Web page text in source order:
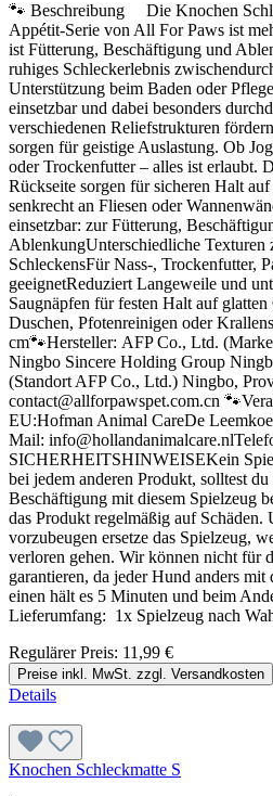
🐾 Beschreibung Die Knochen
Appétit-Serie von All For Paws ist
ist Fütterung, Beschäftigung und
ruhiges Schleckerlebnis
Unterstützung beim Baden oder
einsetzbar und dabei besonders
verschiedenen Reliefstrukturen
sorgen für geistige Auslastung. Ob
oder Trockenfutter – alles ist erlaubt.
Rückseite sorgen für sicheren Halt
senkrecht an Fliesen oder
einsetzbar: zur Fütterung,
AblenkungUnterschiedliche Texturen
SchleckensFür Nass-, Trockenfutter,
geeignetReduziert Langeweile und
Saugnäpfen für festen Halt auf
Duschen, Pfotenreinigen oder
cm🐾Hersteller: AFP Co., Ltd.
Ningbo Sincere Holding Group
(Standort AFP Co., Ltd.) Ningbo,
contact@allforpawspet.com.cn
EU:Hofman Animal CareDe
Mail:
SICHERHEITSHINWEISEKein
bei jedem anderen Produkt, solltest
Beschäftigung mit diesem Spielzeug
das Produkt regelmäßig auf Schäden.
vorzubeugen ersetze das Spielzeug,
verloren gehen. Wir können nicht für
garantieren, da jeder Hund anders
einen hält es 5 Minuten und beim
Lieferumfang: 1x Spielzeug nach
Regulärer Preis: 11,99 €
Preise inkl. MwSt. zzgl. Versandkosten
Details
Knochen Schleckmatte S